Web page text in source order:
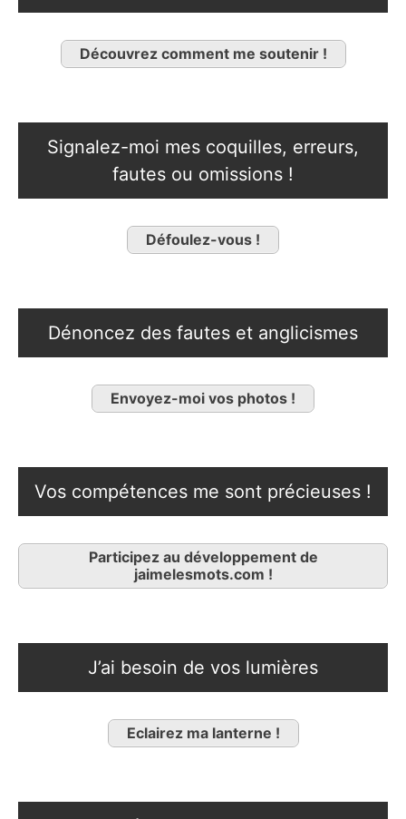
Découvrez comment me soutenir !
Signalez-moi mes coquilles, erreurs,
fautes ou omissions !
Défoulez-vous !
Dénoncez des fautes et anglicismes
Envoyez-moi vos photos !
Vos compétences me sont précieuses !
Participez au développement de
jaimelesmots.com !
J’ai besoin de vos lumières
Eclairez ma lanterne !